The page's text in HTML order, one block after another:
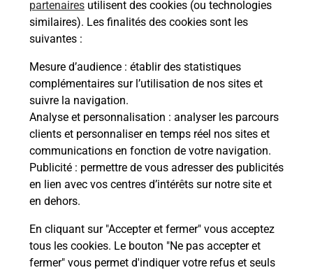
partenaires utilisent des cookies (ou technologies
similaires). Les finalités des cookies sont les
suivantes :
Mesure d’audience : établir des statistiques
complémentaires sur l’utilisation de nos sites et
suivre la navigation.
Analyse et personnalisation : analyser les parcours
clients et personnaliser en temps réel nos sites et
communications en fonction de votre navigation.
Publicité : permettre de vous adresser des publicités
en lien avec vos centres d’intérêts sur notre site et
en dehors.
En cliquant sur "Accepter et fermer" vous acceptez
tous les cookies. Le bouton "Ne pas accepter et
fermer" vous permet d'indiquer votre refus et seuls
En savoir plus
Envoyer un colis
(77160) ? Découvrez toutes les solutions
proposées par La Poste.